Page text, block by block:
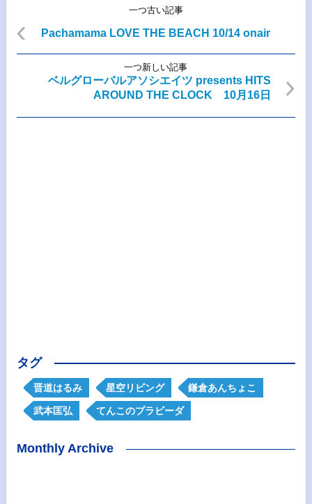
一つ古い記事
Pachamama LOVE THE BEACH 10/14 onair
一つ新しい記事
ベルグローバルアソシエイツ presents HITS
AROUND THE CLOCK 10月16日
タグ
晋道はるみ 星空リビング 鎌倉あんちょこ
武本匡弘 てんこのプラビーダ
Monthly Archive